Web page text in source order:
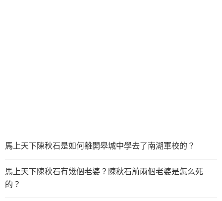
馬上天下陳秋石是如何離開皋城中學去了南湖軍校的？
馬上天下陳秋石有幾個老婆？陳秋石前兩個老婆是怎么死
的？